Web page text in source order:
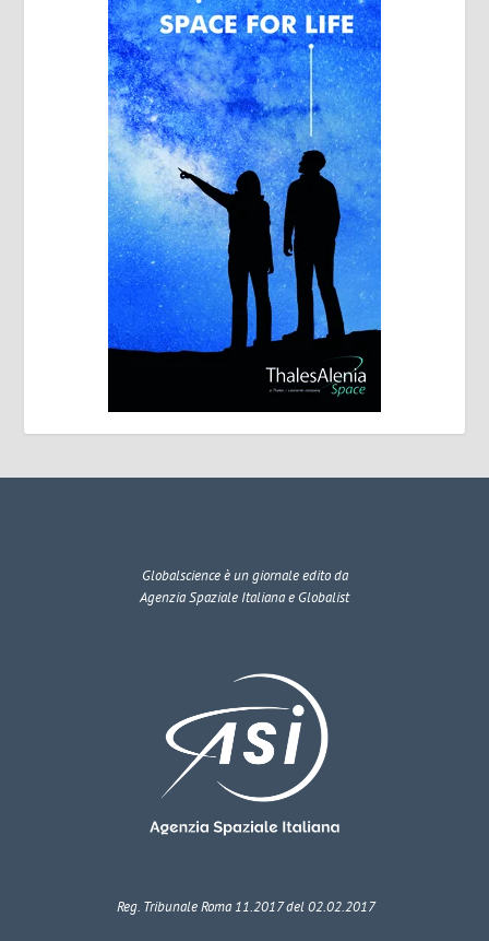
Globalscienceè un giornale edito da
Agenzia Spaziale Italiana e Globalist
Reg. Tribunale Roma 11.2017 del 02.02.2017